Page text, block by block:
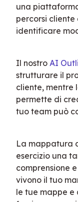
una
percorsi cliente
identificare
Il nostro AI
strutturare il
cliente, mentre
permette di
tuo team può
La mappatura
esercizio una
comprensione
vivono il tuo
le tue mappe e